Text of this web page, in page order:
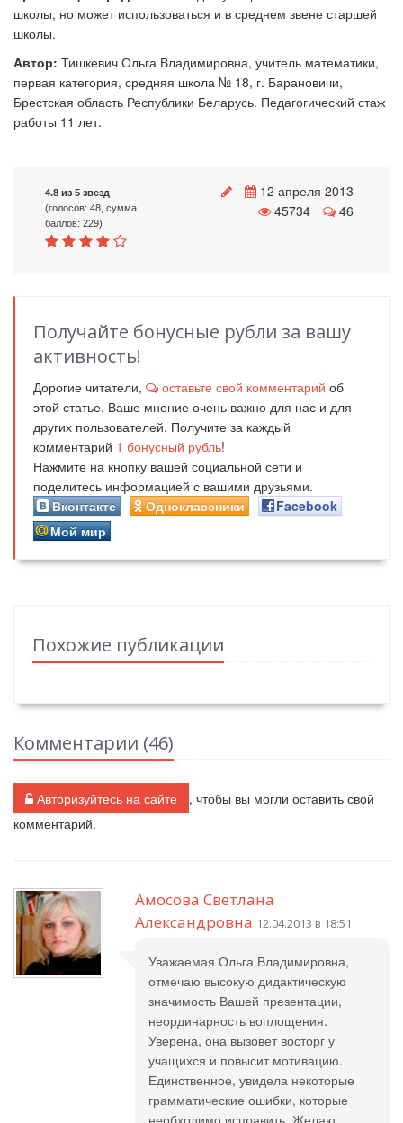
школы, но может использоваться и в среднем звене старшей
школы.
Автор: Тишкевич Ольга Владимировна, учитель математики,
первая категория, средняя школа № 18, г. Барановичи,
Брестская область Республики Беларусь. Педагогический стаж
работы 11 лет.
4.8 из 5 звезд
(голосов: 48, сумма
баллов: 229)
12 апреля 2013
45734
46
Получайте бонусные рубли за вашу
активность!
Дорогие читатели, оставьте свой комментарий об
этой статье. Ваше мнение очень важно для нас и для
других пользователей. Получите за каждый
комментарий 1 бонусный рубль!
Нажмите на кнопку вашей социальной сети и
поделитесь информацией с вашими друзьями.
Вконтакте
Одноклассники
Facebook
Мой мир
Похожие публикации
Комментарии (46)
Авторизуйтесь на сайте
, чтобы вы могли оставить свой
комментарий.
Амосова Светлана
Александровна 12.04.2013 в 18:51
Уважаемая Ольга Владимировна,
отмечаю высокую дидактическую
значимость Вашей презентации,
неординарность воплощения.
Уверена, она вызовет восторг у
учащихся и повысит мотивацию.
Единственное, увидела некоторые
грамматические ошибки, которые
необходимо исправить. Желаю